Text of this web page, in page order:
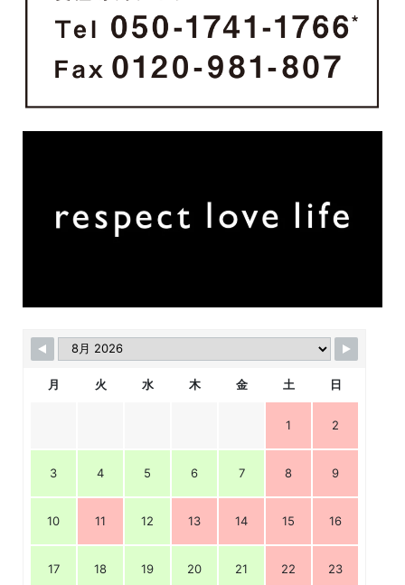
月 火 水 木 金 土 日
1 2
3 4 5 6 7 8 9
10 11 12 13 14 15 16
17 18 19 20 21 22 23